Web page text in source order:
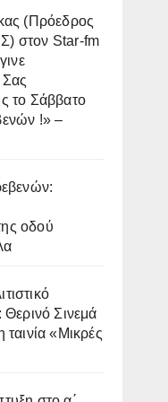
(Πρόεδρος
στον Star-fm
Σας
το Σάββατο
!» –
οδού
Σινεμά
«Μικρές